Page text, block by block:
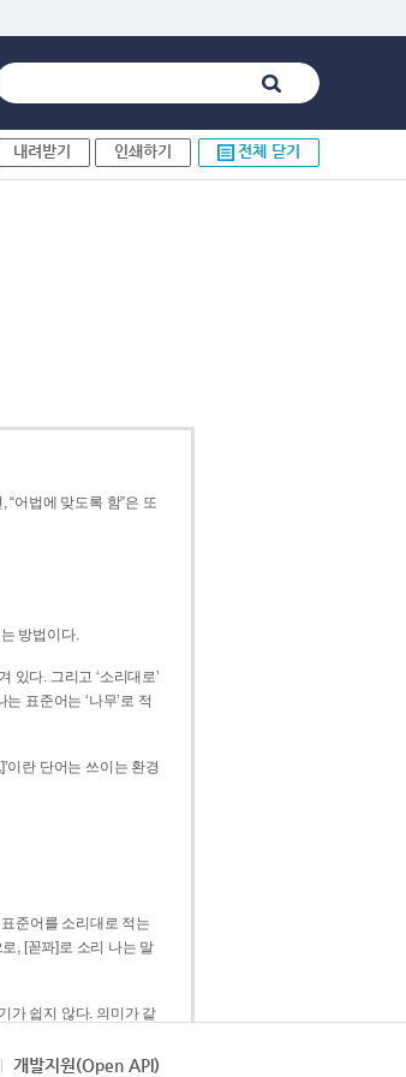
내려받기 인쇄하기 전체 닫기
“어법에 맞도록 함”은 또
방법이다.
있다. 그리고 ‘소리대로’
이란 단어는 쓰이는 환경
표준어를 소리대로 적는
가 쉽지 않다. 의미가 같
개발지원(Open API)